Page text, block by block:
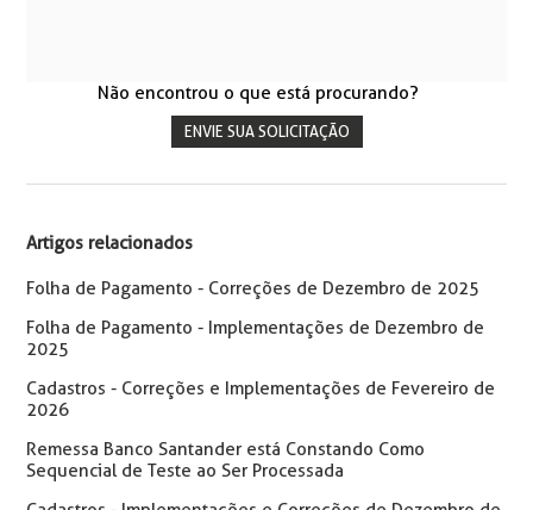
Não encontrou o que está procurando?
ENVIE SUA SOLICITAÇÃO
Artigos relacionados
Folha de Pagamento - Correções de Dezembro de 2025
Folha de Pagamento - Implementações de Dezembro de
2025
Cadastros - Correções e Implementações de Fevereiro de
2026
Remessa Banco Santander está Constando Como
Sequencial de Teste ao Ser Processada